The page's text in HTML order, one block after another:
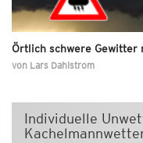
Örtlich schwere
von Lars Dahlstrom
Individuelle